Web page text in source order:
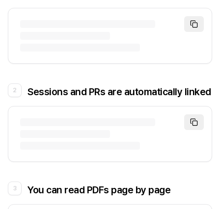
2 Sessions and PRs are automatically linked
3 You can read PDFs page by page